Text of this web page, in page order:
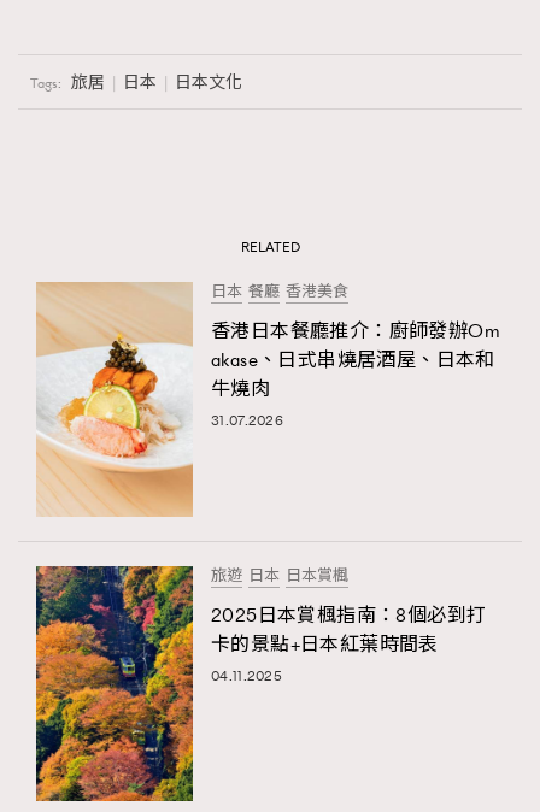
Tags: 旅居 日本 日本文化
RELATED
日本 餐廳 香港美食
香港日本餐廳推介：廚師發辦Om
akase、日式串燒居酒屋、日本和
牛燒肉
31.07.2026
旅遊 日本 日本賞楓
2025日本賞楓指南：8個必到打
卡的景點+日本紅葉時間表
04.11.2025